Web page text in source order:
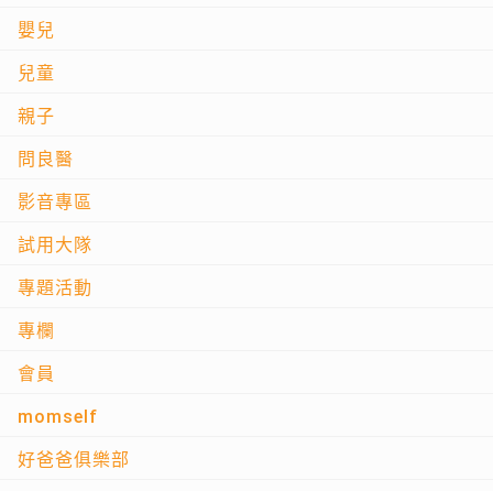
嬰兒
兒童
親子
問良醫
影音專區
試用大隊
專題活動
專欄
會員
momself
好爸爸俱樂部